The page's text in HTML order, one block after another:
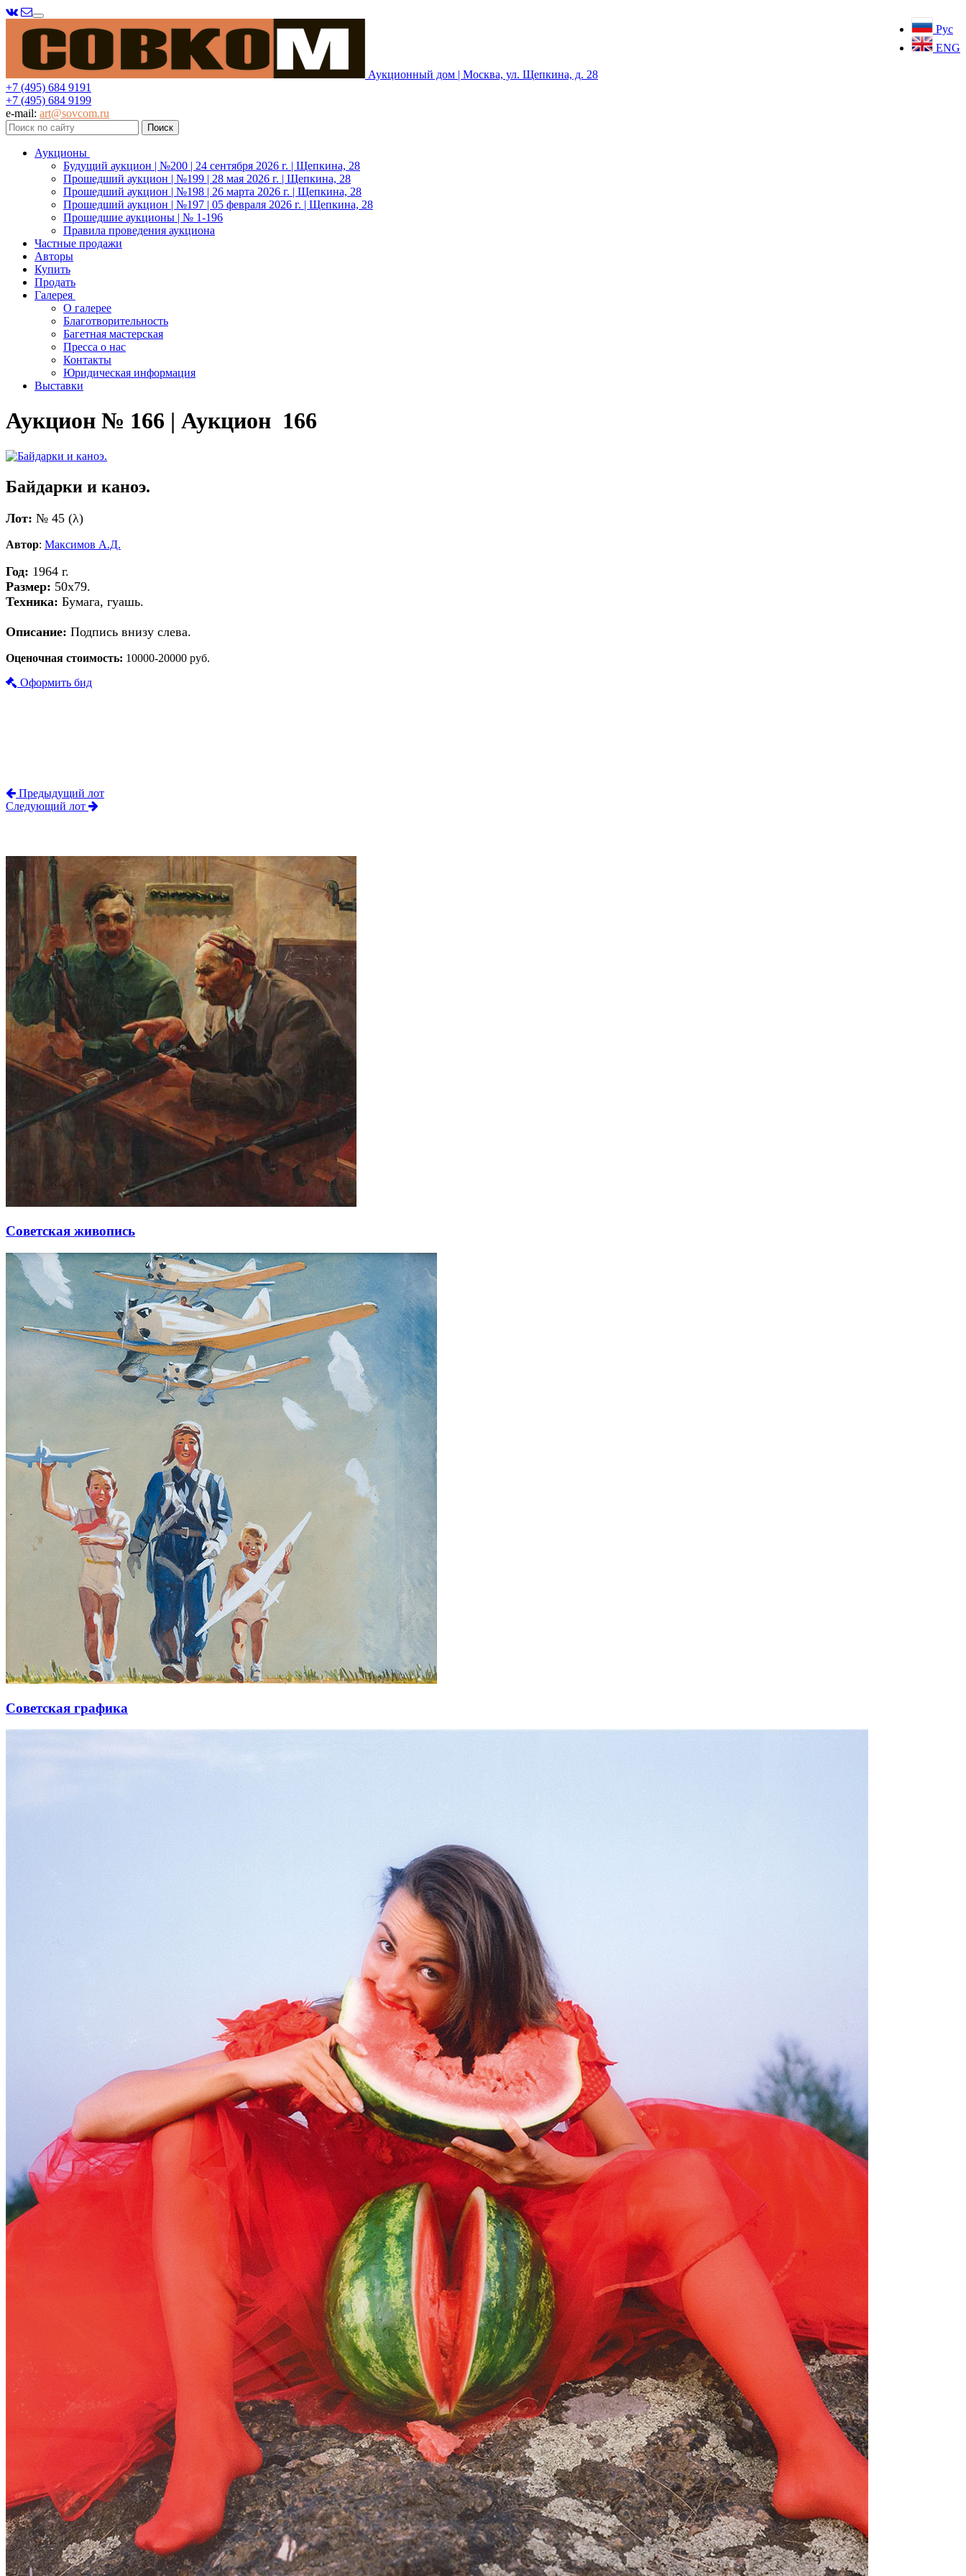
Рус
ENG
Меню
Аукционный дом | Москва, ул. Щепкина, д. 28
+7 (495) 684 9191
+7 (495) 684 9199
e-mail: art@sovcom.ru
Аукционы
Будущий аукцион | №200 | 24 сентября 2026 г. | Щепкина, 28
Прошедший аукцион | №199 | 28 мая 2026 г. | Щепкина, 28
Прошедший аукцион | №198 | 26 марта 2026 г. | Щепкина, 28
Прошедший аукцион | №197 | 05 февраля 2026 г. | Щепкина, 28
Прошедшие аукционы | № 1-196
Правила проведения аукциона
Частные продажи
Авторы
Купить
Продать
Галерея
О галерее
Благотворительность
Багетная мастерская
Пресса о нас
Контакты
Юридическая информация
Выставки
Аукцион № 166 | Аукцион 166
Байдарки и каноэ.
Лот: № 45 (λ)
Автор: Максимов А.Д.
Год: 1964 г.
Размер: 50х79.
Техника: Бумага, гуашь.
Описание: Подпись внизу слева.
Оценочная стоимость: 10000-20000 руб.
Оформить бид
Предыдущий лот
Следующий лот
Советская живопись
Советская графика